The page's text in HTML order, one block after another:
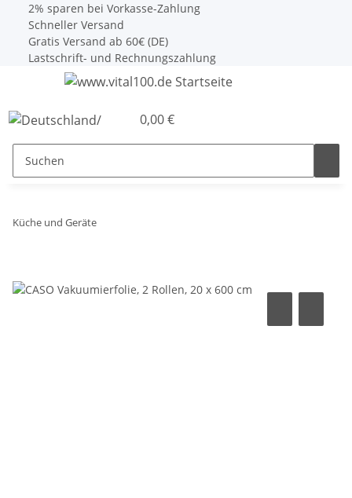
2% sparen bei Vorkasse-Zahlung
Schneller Versand
Gratis Versand ab 60€ (DE)
Lastschrift- und Rechnungszahlung
0,00 €
Küche und Geräte